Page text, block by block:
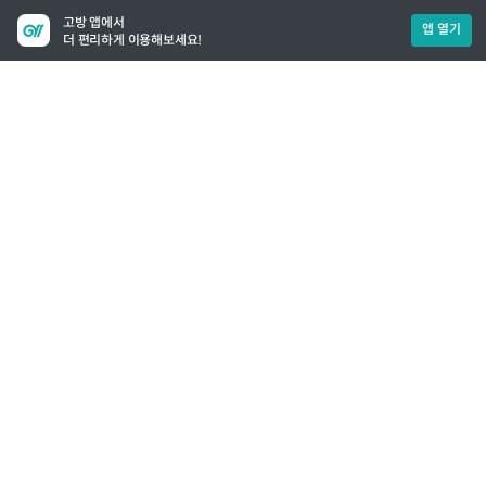
고방 앱에서
더 편리하게 이용해보세요!
앱 열기